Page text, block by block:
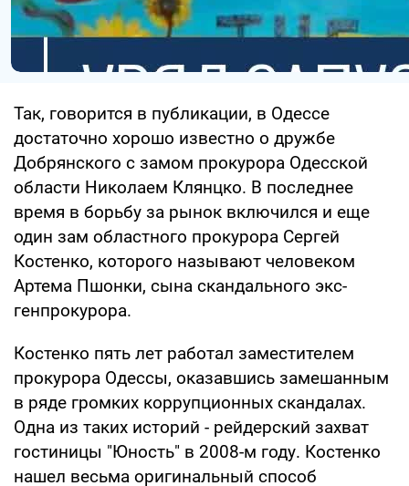
Так, говорится в публикации, в Одессе
достаточно хорошо известно о дружбе
Добрянского с замом прокурора Одесской
области Николаем Клянцко. В последнее
время в борьбу за рынок включился и еще
один зам областного прокурора Сергей
Костенко, которого называют человеком
Артема Пшонки, сына скандального экс-
генпрокурора.
Костенко пять лет работал заместителем
прокурора Одессы, оказавшись замешанным
в ряде громких коррупционных скандалах.
Одна из таких историй - рейдерский захват
гостиницы "Юность" в 2008-м году. Костенко
нашел весьма оригинальный способ